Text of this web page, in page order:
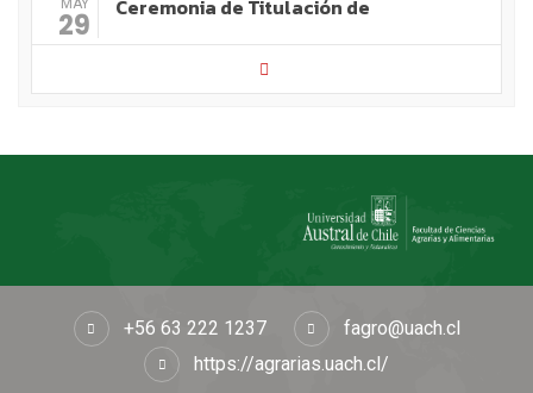
MAY
29 Ceremonia de Titulación de
+56 63 222 1237
fagro@uach.cl
https://agrarias.uach.cl/